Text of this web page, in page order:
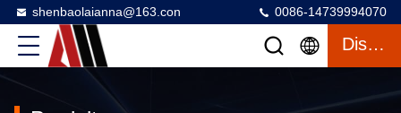
shenbaolaianna@163.con 0086-14739994070
Discuter